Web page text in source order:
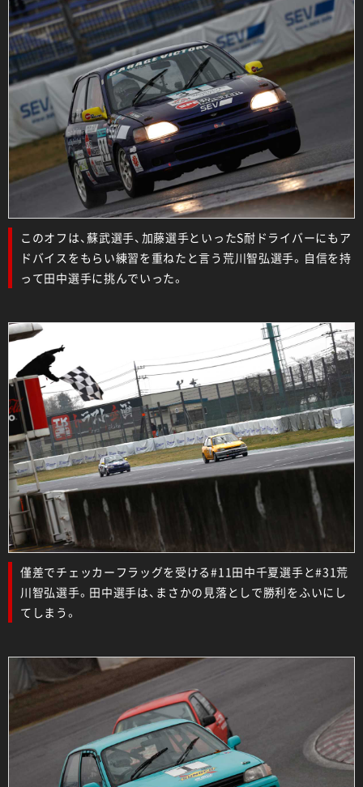
このオフは、蘇武選手、加藤選手といったS耐ドライバーにもア
ドバイスをもらい練習を重ねたと言う荒川智弘選手。自信を持
って田中選手に挑んでいった。
僅差でチェッカーフラッグを受ける#11田中千夏選手と#31荒
川智弘選手。田中選手は、まさかの見落としで勝利をふいにし
てしまう。